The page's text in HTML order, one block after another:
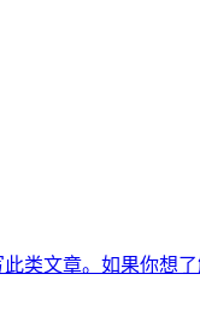
类文章。如果你想